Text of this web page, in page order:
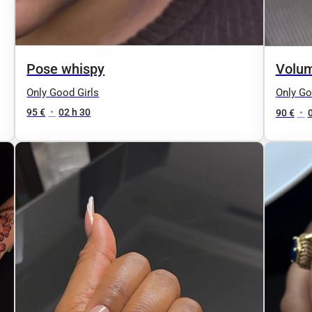
Pose whispy
Only Good Girls
95 € • 02 h 30
Only
90 € •